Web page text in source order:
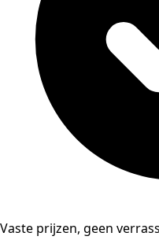
Vaste prijzen, geen